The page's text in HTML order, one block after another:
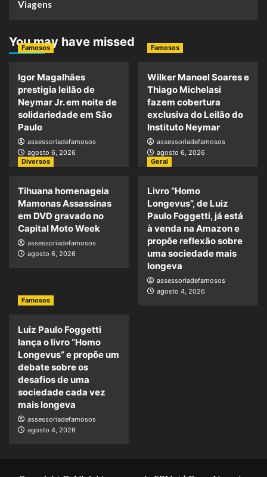
Viagens
You may have missed
Famosos
Igor Magalhães
prestigia leilão de
Neymar Jr. em noite de
solidariedade em São
Paulo
assessoriadefamosos
agosto 6, 2026
Famosos
Wilker Manoel Soares e
Thiago Michelasi
fazem cobertura
exclusiva do Leilão do
Instituto Neymar
assessoriadefamosos
agosto 6, 2026
Diversos
Tihuana homenageia
Mamonas Assassinas
em DVD gravado no
Capital Moto Week
assessoriadefamosos
agosto 6, 2026
Geral
Livro “Homo
Longevus”, de Luiz
Paulo Foggetti, já está
à venda na Amazon e
propõe reflexão sobre
uma sociedade mais
longeva
assessoriadefamosos
agosto 4, 2026
Famosos
Luiz Paulo Foggetti
lança o livro “Homo
Longevus” e propõe um
debate sobre os
desafios de uma
sociedade cada vez
mais longeva
assessoriadefamosos
agosto 4, 2026